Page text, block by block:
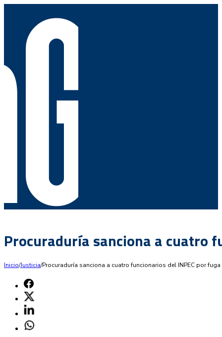
Procuraduría sanciona a cuatro
Inicio/Justicia/Procuraduría sanciona a cuatro funcionarios del INPEC por